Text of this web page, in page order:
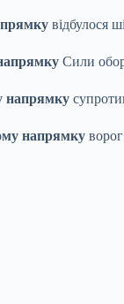
відбулося
Сили
напрямку
напрямку